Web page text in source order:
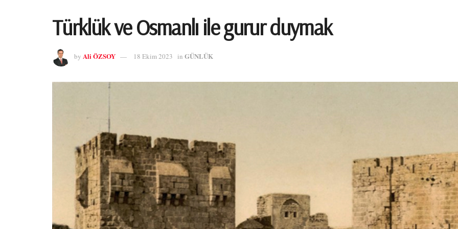
Türklük ve Osmanlı ile gurur duymak
by Ali ÖZSOY 18 Ekim 2023 in GÜNLÜK